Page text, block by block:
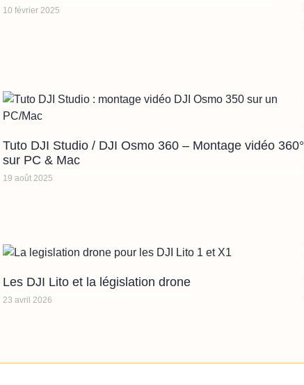
10 février 2025
Tuto DJI Studio / DJI Osmo 360 – Montage vidéo 360°
sur PC & Mac
19 août 2025
Les DJI Lito et la législation drone
23 avril 2026